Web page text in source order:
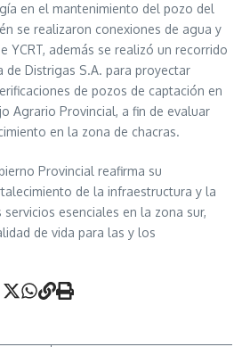
en el mantenimiento del pozo del
se realizaron conexiones de agua y
YCRT, además se realizó un recorrido
de Distrigas S.A. para proyectar
de pozos de captación en
Agrario Provincial, a fin de evaluar
en la zona de chacras.
Provincial reafirma su
de la infraestructura y la
esenciales en la zona sur,
de vida para las y los